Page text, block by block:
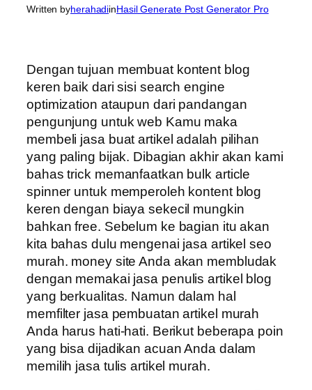
Written byherahadiinHasil Generate Post Generator Pro
Dengan tujuan membuat kontent blog
keren baik dari sisi search engine
optimization ataupun dari pandangan
pengunjung untuk web Kamu maka
membeli jasa buat artikel adalah pilihan
yang paling bijak. Dibagian akhir akan kami
bahas trick memanfaatkan bulk article
spinner untuk memperoleh kontent blog
keren dengan biaya sekecil mungkin
bahkan free. Sebelum ke bagian itu akan
kita bahas dulu mengenai jasa artikel seo
murah. money site Anda akan membludak
dengan memakai jasa penulis artikel blog
yang berkualitas. Namun dalam hal
memfilter jasa pembuatan artikel murah
Anda harus hati-hati. Berikut beberapa poin
yang bisa dijadikan acuan Anda dalam
memilih jasa tulis artikel murah.